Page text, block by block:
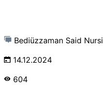
Bediüzzaman Said Nursi
14.12.2024
604